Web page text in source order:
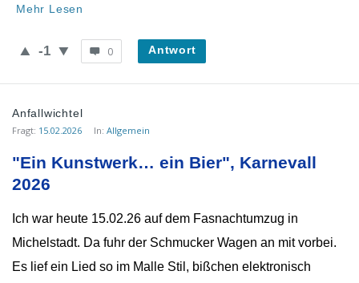
Mehr Lesen
-1 0 Antwort
Anfallwichtel
Fragt: 15.02.2026 In: Allgemein
"Ein Kunstwerk… ein Bier", Karnevall
2026
Ich war heute 15.02.26 auf dem Fasnachtumzug in
Michelstadt. Da fuhr der Schmucker Wagen an mit vorbei.
Es lief ein Lied so im Malle Stil, bißchen elektronisch